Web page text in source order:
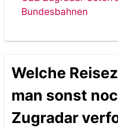
Bundesbahnen
Welche
man sonst
Zugradar